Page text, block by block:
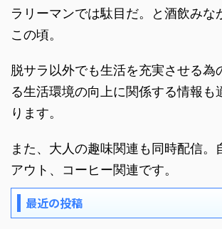
ラリーマンでは駄目だ。と酒飲みな
この頃。
脱サラ以外でも生活を充実させる為
る生活環境の向上に関係する情報も
ります。
また、大人の趣味関連も同時配信。
アウト、コーヒー関連です。
最近の投稿